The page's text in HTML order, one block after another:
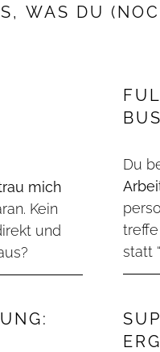
WAS DU
mich
Kein
und
Du
statt